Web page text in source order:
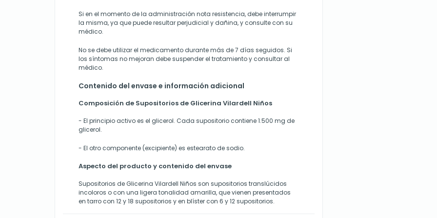
Si en el momento de la administración nota resistencia, debe interrumpir
la misma, ya que puede resultar perjudicial y dañina, y consulte con su
médico.
No se debe utilizar el medicamento durante más de 7 días seguidos. Si
los síntomas no mejoran debe suspender el tratamiento y consultar al
médico.
Contenido del envase e información adicional
Composición de Supositorios de Glicerina Vilardell Niños
- El principio activo es el glicerol. Cada supositorio contiene 1.500 mg de
glicerol.
- El otro componente (excipiente) es estearato de sodio.
Aspecto del producto y contenido del envase
Supositorios de Glicerina Vilardell Niños son supositorios translúcidos
incoloros o con una ligera tonalidad amarilla, que vienen presentados
en tarro con 12 y 18 supositorios y en blíster con 6 y 12 supositorios.